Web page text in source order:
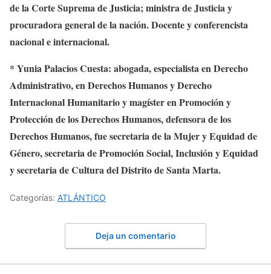
de la Corte Suprema de Justicia; ministra de Justicia y
procuradora general de la nación. Docente y conferencista
nacional e internacional.
* Yunia Palacios Cuesta: abogada, especialista en Derecho
Administrativo, en Derechos Humanos y Derecho
Internacional Humanitario y magíster en Promoción y
Protección de los Derechos Humanos, defensora de los
Derechos Humanos, fue secretaria de la Mujer y Equidad de
Género, secretaria de Promoción Social, Inclusión y Equidad
y secretaria de Cultura del Distrito de Santa Marta.
Categorías: ATLÁNTICO
Deja un comentario